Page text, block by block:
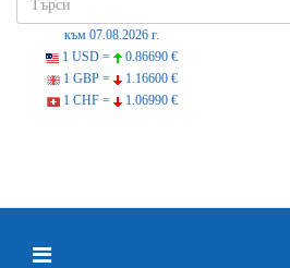
към 07.08.2026 г.
1 USD =
0.86690 €
1 GBP =
1.16600 €
1 CHF =
1.06990 €